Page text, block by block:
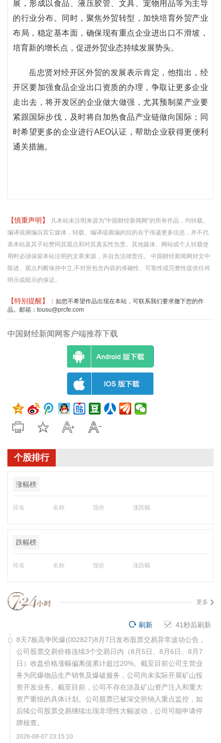
展，形成以食品、液压胶管、文具、宠物用品等为主导
的行业分布。同时，聚焦外贸转型，加快培育外贸产业
布局，稳定基本面，确保现有重点企业进出口不滑坡，
培育新的增长点，促进外贸业态持续发展势头。
岳忠贤对经开区外贸的发展表示肯定，他指出，经
开区要加强食品企业出口资质的办理，争取让更多企业
走出去，将开发区的企业做大做强，尤其预制菜产业要
紧跟国际步伐，及时将自加热食品产业链做向国际；同
时希望更多的企业进行AEO认证，帮助企业获得更便利
通关措施。
【慎重声明】
凡本站未注明来源为"中国财经新闻网"的所有作品，均转载、
编译或摘编自其它媒体，转载、编译或摘编的目的在于传递更多信息，并不代
表本站及其子站赞同其观点和对其真实性负责。其他媒体、网站或个人转载使
用时必须保留本站注明的文章来源，并自负法律责任。 中国财经新闻网对文中
陈述、观点判断保持中立,不对所包含内容的准确性、可靠性或完整性提供任何
明示或暗示的保证。
【特别提醒】： 如您不希望作品出现在本站，可联系我们要求撤下您的作
品。邮箱：tousu@prcfe.com
中国财经新闻网客户端推荐下载
个股排行
涨幅榜
排名 名称 现价 涨跌幅
跌幅榜
排名 名称 现价 涨跌幅
更多
40秒后刷新
刷新
8天7板高争民爆(002827)8月7日发布股票交易异常波动公告，
公司股票交易价格连续3个交易日内（8月5日、8月6日、8月7
日）收盘价格涨幅偏离值累计超过20%。截至目前公司主营业
务为民爆物品生产销售及爆破服务，公司尚未实际开展矿山投
资开发业务。截至目前，公司不存在涉及矿山资产注入和重大
资产重组的具体计划。公司股票已被深交所纳入重点监控，如
后续公司股票交易继续出现非理性大幅波动，公司可能申请停
牌核查。
2026-08-07 23:15:10